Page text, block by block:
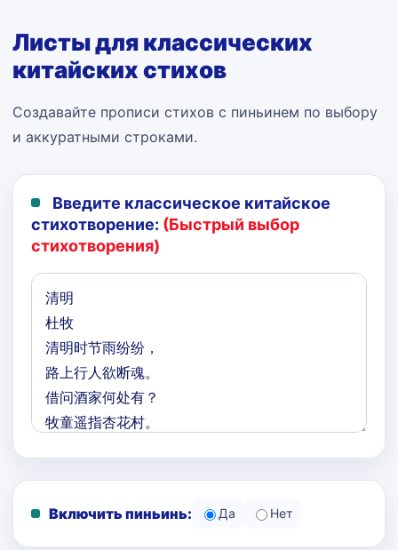
Листы для классических
китайских стихов
Создавайте прописи стихов с пиньинем по выбору
и аккуратными строками.
Введите классическое китайское
стихотворение: (Быстрый выбор
стихотворения)
Включить пиньинь: Да Нет